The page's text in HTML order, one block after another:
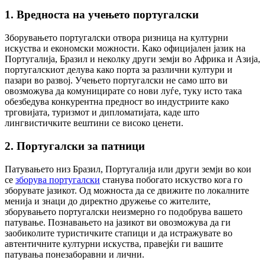
1. Вредноста на учењето португалски
Зборувањето португалски отвора ризница на културни
искуства и економски можности. Како официјален јазик на
Португалија, Бразил и неколку други земји во Африка и Азија,
португалскиот делува како порта за различни култури и
пазари во развој. Учењето португалски не само што ви
овозможува да комуницирате со нови луѓе, туку исто така
обезбедува конкурентна предност во индустриите како
трговијата, туризмот и дипломатијата, каде што
лингвистичките вештини се високо ценети.
2. Португалски за патници
Патувањето низ Бразил, Португалија или други земји во кои
се зборува португалски станува побогато искуство кога го
зборувате јазикот. Од можноста да се движите по локалните
менија и знаци до директно дружење со жителите,
зборувањето португалски неизмерно го подобрува вашето
патување. Познавањето на јазикот ви овозможува да ги
заобиколите туристичките стапици и да истражувате во
автентичните културни искуства, правејќи ги вашите
патувања понезаборавни и лични.